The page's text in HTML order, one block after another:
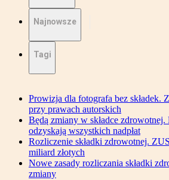
Najnowsze
Tagi
Prowizja dla fotografa bez składek.
przy prawach autorskich
Będą zmiany w składce zdrowotnej.
odzyskają wszystkich nadpłat
Rozliczenie składki zdrowotnej.
miliard złotych
Nowe zasady rozliczania składki
zmiany